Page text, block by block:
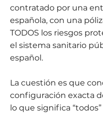
contratado por una
española, con una
TODOS los riesgos
el sistema sanitario
español.
La cuestión es que
configuración exacta
lo que significa